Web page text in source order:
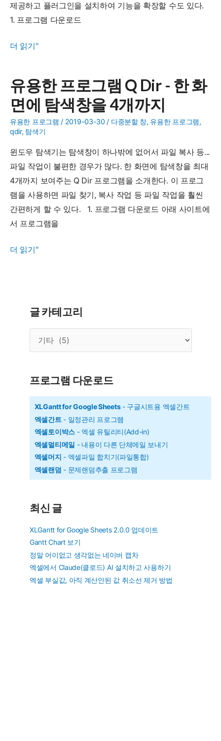
제공하고 플러그인을 설치하여 기능을 확장할 수도 있다.
1. 프로그램 다운로드
유
프
로
그
램
은
더 읽기"
유용한 프로그램 Q Dir - 한 화
면에 탐색창을 4개까지
유용한 프로그램 / 2019-03-30 / 다중분할 창, 유용한 프로그램,
qdir, 탐색기
윈도우 탐색기는 탐색창이 하나밖에 없어서 파일 복사 등...
파일 작업이 불편한 경우가 많다. 한 화면에 탐색창을 최대
4개까지 보여주는 Q Dir 프로그램을 소개한다. 이 프로그
램을 사용하면 파일 찾기, 복사 작업 등 파일 작업을 훨씬
간편하게 할 수 있다. 1. 프로그램 다운로드 아래 사이트에
서 프로그램을
유
더 읽기"
글 카테고리
테
리
프로그램 다운로드
XLGantt for Google Sheets- 구글시트용 엑셀간트
엑셀간트- 일정관리 프로그램
엑셀토이박스 - 엑셀 유틸리티(Add-in)
엑셀멀티메일 - 내용이 다른 단체메일 보내기
엑셀머지 - 엑셀파일 합치기(파일통합)
엑셀랜덤 - 문제랜덤추출 프로그램
최신 글
XLGantt for Google Sheets 2.0.0 업데이트
Gantt Chart 보기
정말 어이없고 생각없는 네이버 캡차
엑셀에서 Claude(클로드) AI 설치하고 사용하기
엑셀 부실값, 아직 계산안된 값 취소선 제거 방법